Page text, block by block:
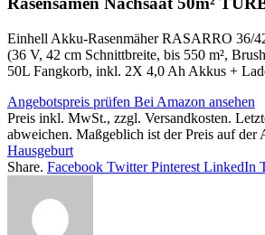
Einhell Akku-Rasenmäher RASARRO 36/
(36 V, 42 cm Schnittbreite, bis 550 m²,
50L Fangkorb, inkl. 2X 4,0 Ah Akkus +
Angebotspreis prüfen Bei Amazon ansehen
Preis inkl. MwSt., zzgl. Versandkosten.
abweichen. Maßgeblich ist der Preis auf der
Hausgeburt
Share. Facebook Twitter Pinterest LinkedIn